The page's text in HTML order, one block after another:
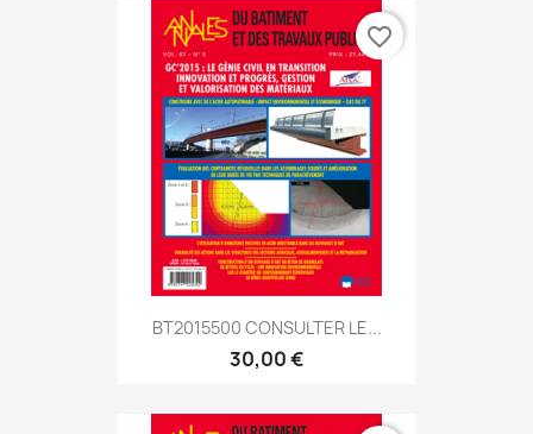
BT2015500 CONSULTER LE...
30,00 €
favorite_border